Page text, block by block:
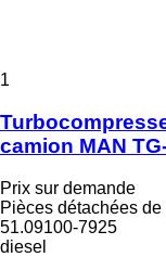
1
camion MAN
Prix sur demande
Pièces détachées
51.09100-7925
diesel